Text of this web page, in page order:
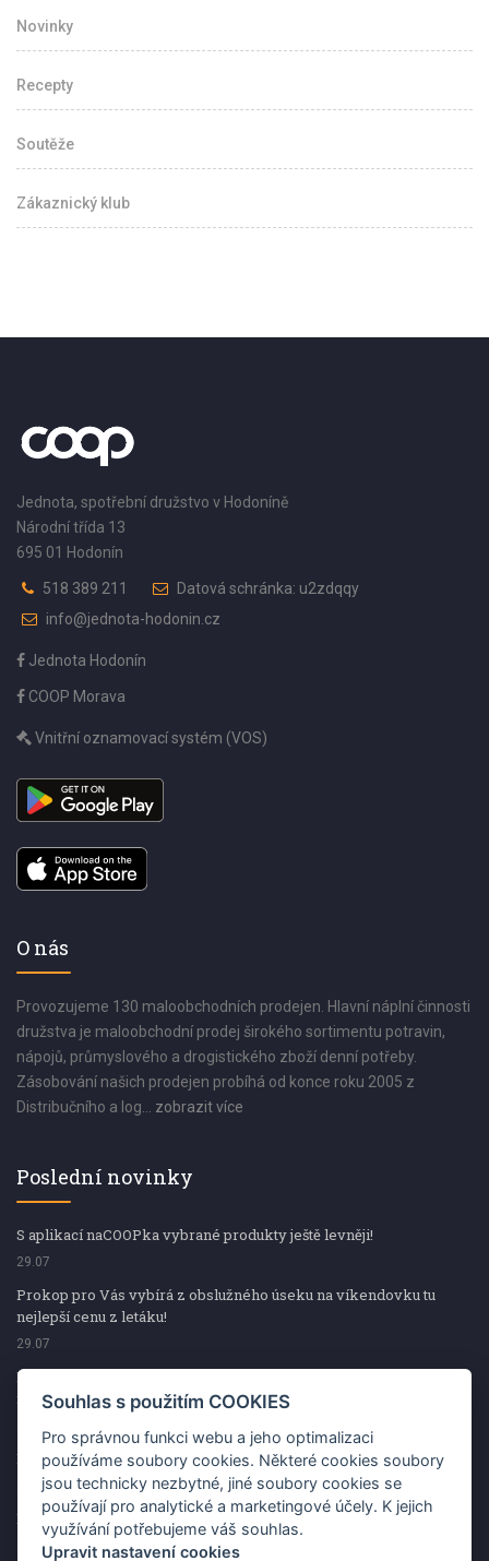
Novinky
Recepty
Soutěže
Zákaznický klub
Jednota, spotřební družstvo v Hodoníně
Národní třída 13
695 01 Hodonín
518 389 211
Datová schránka: u2zdqqy
info@jednota-hodonin.cz
Jednota Hodonín
COOP Morava
Vnitřní oznamovací systém (VOS)
O nás
Provozujeme 130 maloobchodních prodejen. Hlavní náplní činnosti
družstva je maloobchodní prodej širokého sortimentu potravin,
nápojů, průmyslového a drogistického zboží denní potřeby.
Zásobování našich prodejen probíhá od konce roku 2005 z
Distribučního a log... zobrazit více
Poslední novinky
S aplikací naCOOPka vybrané produkty ještě levněji!
29.07
Prokop pro Vás vybírá z obslužného úseku na víkendovku tu
nejlepší cenu z letáku!
29.07
Prokop pro Vás vybírá z obslužného úseku na víkendovku tu
nejlepší cenu z letáku!
Kup špekáčky od Váhaly a vyhraj s naCOOPkou sekerku Fiskars
29.07
Prokop pro Vás vybírá na víkendovku ty nejlepší ceny z letáku!
29.07
Souhlas s použitím COOKIES
Pro správnou funkci webu a jeho optimalizaci
používáme soubory cookies. Některé cookies soubory
jsou technicky nezbytné, jiné soubory cookies se
používají pro analytické a marketingové účely. K jejich
využívání potřebujeme váš souhlas.
Upravit nastavení cookies